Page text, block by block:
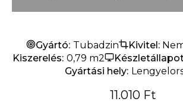
Gyártó: Tubadzin Kivitel:
Kiszerelés: 0,79 m2
Gyártási hely:
11.010 Ft